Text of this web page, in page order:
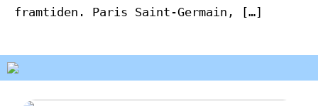
framtiden. Paris Saint-Germain, […]